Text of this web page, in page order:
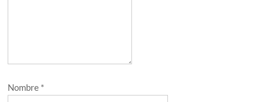
Nombre *